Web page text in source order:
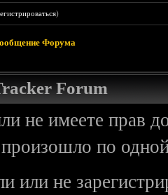
)
Форума
Forum
не имеете прав
по
или не